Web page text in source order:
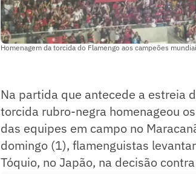
Homenagem da torcida do Flamengo aos campeões
Na partida que antecede a estreia
torcida rubro-negra homenageou os
das equipes em campo no
domingo (1), flamenguistas
Tóquio, no Japão, na decisão